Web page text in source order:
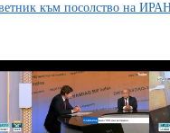
към посолство на